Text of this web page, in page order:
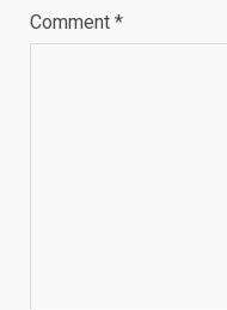
Comment *